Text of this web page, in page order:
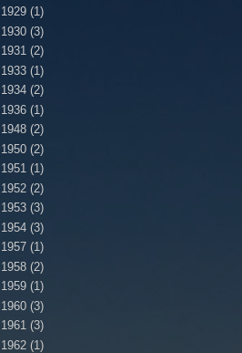
1929 (1)
1930 (3)
1931 (2)
1933 (1)
1934 (2)
1936 (1)
1948 (2)
1950 (2)
1951 (1)
1952 (2)
1953 (3)
1954 (3)
1957 (1)
1958 (2)
1959 (1)
1960 (3)
1961 (3)
1962 (1)